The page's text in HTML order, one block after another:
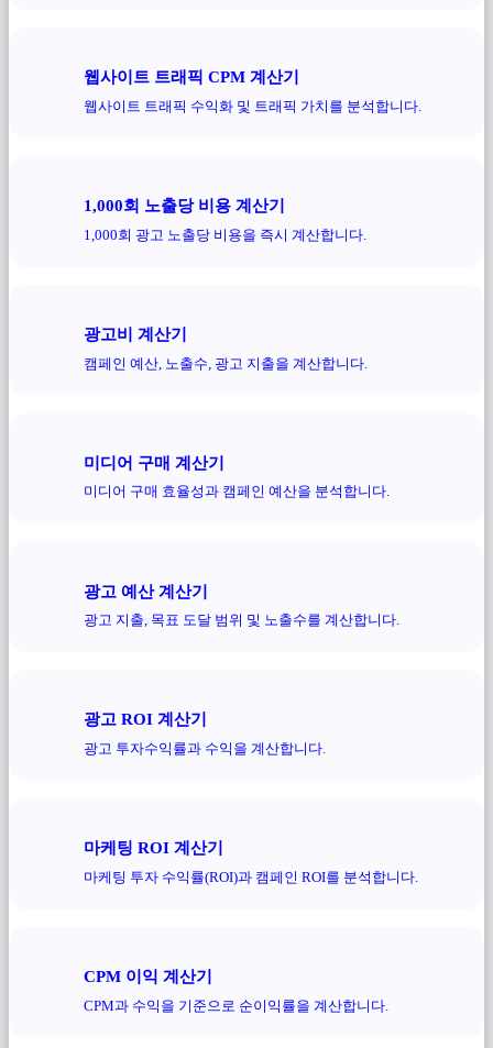
웹사이트 트래픽 CPM 계산기
웹사이트 트래픽 수익화 및 트래픽 가치를 분석합니다.
1,000회 노출당 비용 계산기
1,000회 광고 노출당 비용을 즉시 계산합니다.
광고비 계산기
캠페인 예산, 노출수, 광고 지출을 계산합니다.
미디어 구매 계산기
미디어 구매 효율성과 캠페인 예산을 분석합니다.
광고 예산 계산기
광고 지출, 목표 도달 범위 및 노출수를 계산합니다.
광고 ROI 계산기
광고 투자수익률과 수익을 계산합니다.
마케팅 ROI 계산기
마케팅 투자 수익률(ROI)과 캠페인 ROI를 분석합니다.
CPM 이익 계산기
CPM과 수익을 기준으로 순이익률을 계산합니다.